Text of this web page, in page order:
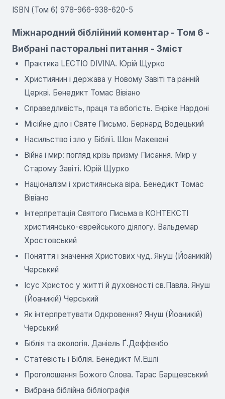
ISBN (Том 6) 978-966-938-620-5
Міжнародний біблійний коментар - Том 6 -
Вибрані пасторальні питання - Зміст
Практика LECTIO DIVINA. Юрій Щурко
Християнин і держава у Новому Завіті та ранній
Церкві. Бенедикт Томас Вівіано
Справедливість, праця та вбогість. Енріке Нардоні
Місійне діло і Святе Письмо. Бернард Водецький
Насильство і зло у Біблії. Шон Макевені
Війна і мир: погляд крізь призму Писання. Мир у
Старому Завіті. Юрій Щурко
Націоналізм і християнська віра. Бенедикт Томас
Вівіано
Інтерпретація Святого Письма в КОНТЕКСТІ
християнсько-єврейського діялогу. Вальдемар
Хростовський
Поняття і значення Христових чуд. Януш (Йоаникій)
Черський
Ісус Христос у житті й духовності св.Павла. Януш
(Йоаникій) Черський
Як інтерпретувати Одкровення? Януш (Йоаникій)
Черський
Біблія та екологія. Даніель Ґ.Деффенбо
Статевість і Біблія. Бенедикт М.Ешлі
Проголошення Божого Слова. Тарас Барщевський
Вибрана біблійна бібліографія